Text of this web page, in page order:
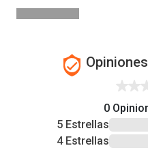
0
5 Estrellas
4 Estrellas